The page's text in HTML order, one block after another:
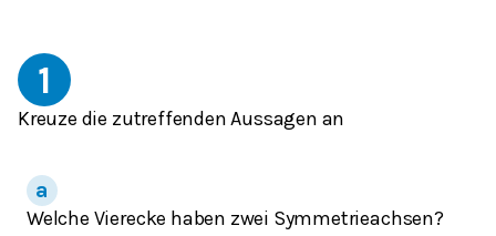
1
Kreuze die zutreffenden Aussagen an
Welche Vierecke haben zwei Symmetrieachsen?